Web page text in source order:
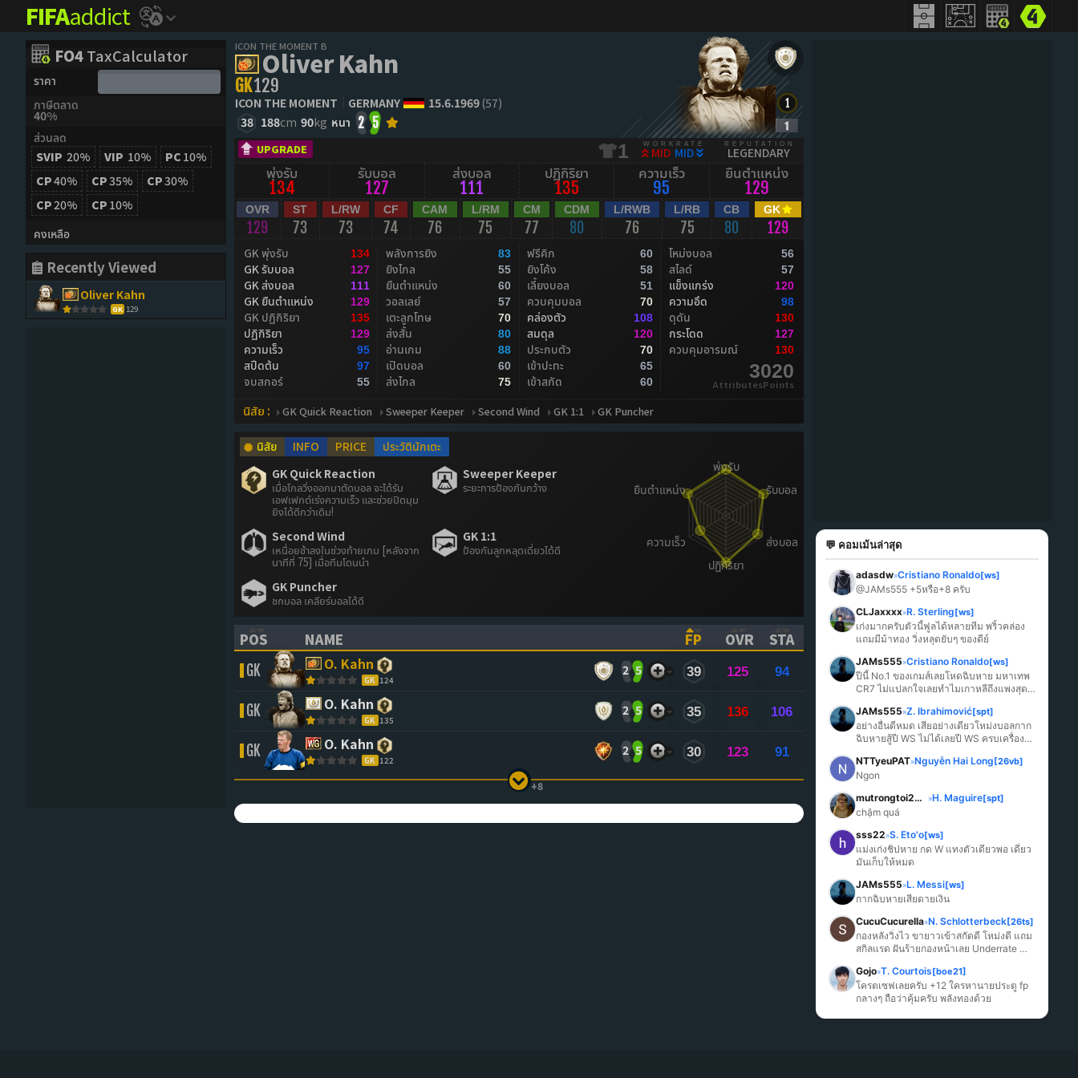
FIFAaddict
FO4TaxCalculator
ราคา
ภาษีตลาด
40%
ส่วนลด
SVIP 20% VIP 10% PC 10%
CP40% CP35% CP30%
CP20% CP 10%
คงเหลือ
Recently Viewed
Oliver Kahn
GK 129
ICON THE MOMENT B
Oliver Kahn
GK129
ICON THE MOMENT GERMANY 15.6.1969(57)
38 188cm 90kg หนา 2 5
UPGRADE 1 WORKRATE
MID MID
REPUTATION
LEGENDARY
พุ่งรับ
134
รับบอล
127
ส่งบอล
111
ปฏิกิริยา
135
ความเร็ว
95
ยืนตำแหน่ง
129
OVR
129
ST
73
L/RW
73
CF
74
CAM
76
L/RM
75
CM
77
CDM
80
L/RWB
76
L/RB
75
CB
80
GK
129
GK พุ่งรับ 134
GK รับบอล 127
GK ส่งบอล 111
GK ยืนตำแหน่ง 129
GK ปฏิกิริยา 135
ปฏิกิริยา 129
ความเร็ว 95
สปีดต้น 97
จบสกอร์ 55
พลังการยิง 83
ยิงไกล 55
ยืนตำแหน่ง 60
วอลเลย์ 57
เตะลูกโทษ 70
ส่งสั้น 80
อ่านเกม 88
เปิดบอล 60
ส่งไกล 75
ฟรีคิก 60
ยิงโค้ง 58
เลี้ยงบอล 51
ควบคุมบอล 70
คล่องตัว 108
สมดุล 120
ประกบตัว 70
เข้าปะทะ 65
เข้าสกัด 60
โหม่งบอล 56
สไลด์ 57
แข็งแกร่ง 120
ความอึด 98
ดุดัน 130
กระโดด 127
ควบคุมอารมณ์ 130
3020
AttributesPoints
นิสัย : GK Quick Reaction Sweeper Keeper Second Wind GK 1:1 GK Puncher
นิสัย INFO PRICE
ประวัตินักเตะ
GK Quick Reaction
เมื่อโกลวิ่งออกมาตัดบอล จะได้รับ
เอฟเฟกต์เร่งความเร็ว และช่วยปิดมุม
ยิงได้ดีกว่าเดิม!
Sweeper Keeper
ระยะการป้องกันกว้าง
Second Wind
เหนื่อยช้าลงในช่วงท้ายเกม [หลังจาก
นาทีที่ 75] เมื่อทีมโดนนำ
GK 1:1
ป้องกันลูกหลุดเดี่ยวได้ดี
GK Puncher
ชกบอล เคลียร์บอลได้ดี
POS
(CLICK TO SORT ASCENDING)
NAME
(CLICK TO SORT ASCENDING)
FP
(CLICK TO SORT ASCENDING)
OVR
(CLICK TO SORT ASCENDING)
STA
(CLICK TO SORT ASCENDING)
GK O. Kahn
GK 124
2 5 39 125 94
GK O. Kahn
GK 135
2 5 35 136 106
GK O. Kahn
GK 122
2 5 30 123 91
+8
💬 คอมเม้นล่าสุด
adasdw»Cristiano Ronaldo[ws]
@JAMs555 +5หรือ+8 ครับ
CLJaxxxx»R. Sterling[ws]
เก่งมากครับตัวนี้ฟูลได้หลายทีม พริ้วคล่อง
แถมมีม้าทอง วิ่งหลุดยับๆ ของดีย์
JAMs555»Cristiano Ronaldo[ws]
ปีนี้ No.1 ของเกมส์เลยโหดฉิบหาย มหาเทพ
CR7 ไม่แปลกใจเลยทำไมเกาหลีถึงแพงสุด
JAMs555»Z. Ibrahimović[spt]
อย่างอื่นดีหมด เสียอย่างเดียวโหม่งบอลกาก
ฉิบหายสู้ปี WS ไม่ได้เลยปี WS ครบเครื่อง
NTTyeuPAT»Nguyễn Hai Long[26vb]
Ngon
mutrongtoi2027
»H. Maguire[spt]
chậm quá
sss22»S. Eto'o[ws]
แม่งเก่งชิปหาย กด W แทงตัวเดียวพอ เดี๋ยว
มันเก็บให้หมด
JAMs555»L. Messi[ws]
กากฉิบหายเสียดายเงิน
CucuCucurella»N. Schlotterbeck[26ts]
กองหลังวิ่งไว ขายาวเข้าสกัดดี โหม่งดี แถม
สกิลแรด ฝันร้ายกองหน้าเลย Underrate
Gojo»T. Courtois[boe21]
โครตเซฟเลยครับ +12 ใครหานายประตู fp
กลางๆ ถือว่าคุ้มครับ พลังทองด้วย